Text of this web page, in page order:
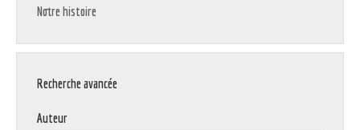
Notre histoire
Recherche avancée
Auteur